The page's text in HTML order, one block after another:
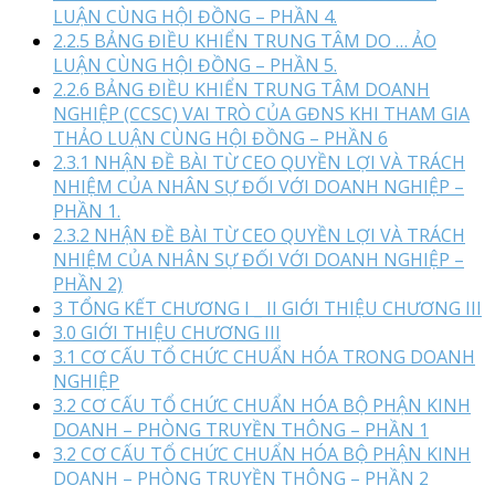
LUẬN CÙNG HỘI ĐỒNG – PHẦN 4.
2.2.5 BẢNG ĐIỀU KHIỂN TRUNG TÂM DO … ẢO
LUẬN CÙNG HỘI ĐỒNG – PHẦN 5.
2.2.6 BẢNG ĐIỀU KHIỂN TRUNG TÂM DOANH
NGHIỆP (CCSC) VAI TRÒ CỦA GĐNS KHI THAM GIA
THẢO LUẬN CÙNG HỘI ĐỒNG – PHẦN 6
2.3.1 NHẬN ĐỀ BÀI TỪ CEO QUYỀN LỢI VÀ TRÁCH
NHIỆM CỦA NHÂN SỰ ĐỐI VỚI DOANH NGHIỆP –
PHẦN 1.
2.3.2 NHẬN ĐỀ BÀI TỪ CEO QUYỀN LỢI VÀ TRÁCH
NHIỆM CỦA NHÂN SỰ ĐỐI VỚI DOANH NGHIỆP –
PHẦN 2)
3 TỔNG KẾT CHƯƠNG I _ II GIỚI THIỆU CHƯƠNG III
3.0 GIỚI THIỆU CHƯƠNG III
3.1 CƠ CẤU TỔ CHỨC CHUẨN HÓA TRONG DOANH
NGHIỆP
3.2 CƠ CẤU TỔ CHỨC CHUẨN HÓA BỘ PHẬN KINH
DOANH – PHÒNG TRUYỀN THÔNG – PHẦN 1
3.2 CƠ CẤU TỔ CHỨC CHUẨN HÓA BỘ PHẬN KINH
DOANH – PHÒNG TRUYỀN THÔNG – PHẦN 2